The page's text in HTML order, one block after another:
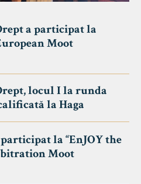
a participat la
Moot
locul I la runda
la Haga
la “EnJOY the
Moot